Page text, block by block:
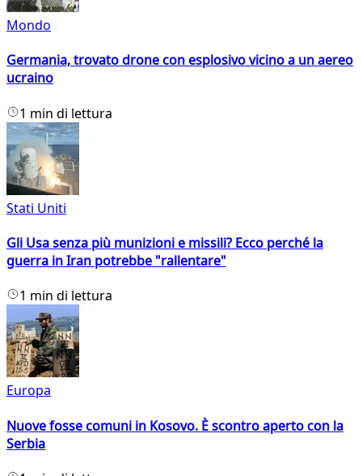
Mondo
Germania, trovato drone con esplosivo vicino a un aereo
ucraino
1 min di lettura
Stati Uniti
Gli Usa senza più munizioni e missili? Ecco perché la
guerra in Iran potrebbe "rallentare"
1 min di lettura
Europa
Nuove fosse comuni in Kosovo. È scontro aperto con la
Serbia